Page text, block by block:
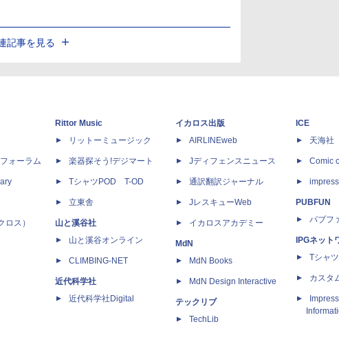
記事を見る
ォーラム
ロス）
Rittor Music
リットーミュージック
楽器探そう!デジマート
TシャツPOD T-OD
立東舎
山と溪谷社
山と溪谷オンライン
CLIMBING-NET
近代科学社
近代科学社Digital
イカロス出版
AIRLINEweb
Jディフェンスニュース
通訳翻訳ジャーナル
JレスキューWeb
イカロスアカデミー
MdN
MdN Books
MdN Design Interactive
テックリブ
TechLib
ICE
天海社
Comic
PUBFUN
パブフ
IPGネット
Tシャ
カスタ